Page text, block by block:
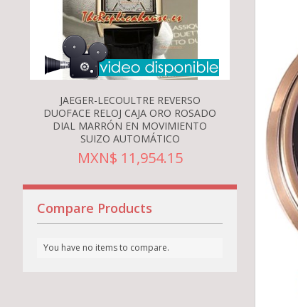
JAEGER-LECOULTRE REVERSO
DUOFACE RELOJ CAJA ORO ROSADO
DIAL MARRÓN EN MOVIMIENTO
SUIZO AUTOMÁTICO
MXN$ 11,954.15
VAN
RELOJ
Compare Products
You have no items to compare.